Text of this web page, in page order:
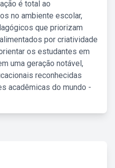
é total ao
no ambiente escolar,
que priorizam
por criatividade
os estudantes em
uma geração notável,
reconhecidas
acadêmicas do mundo -